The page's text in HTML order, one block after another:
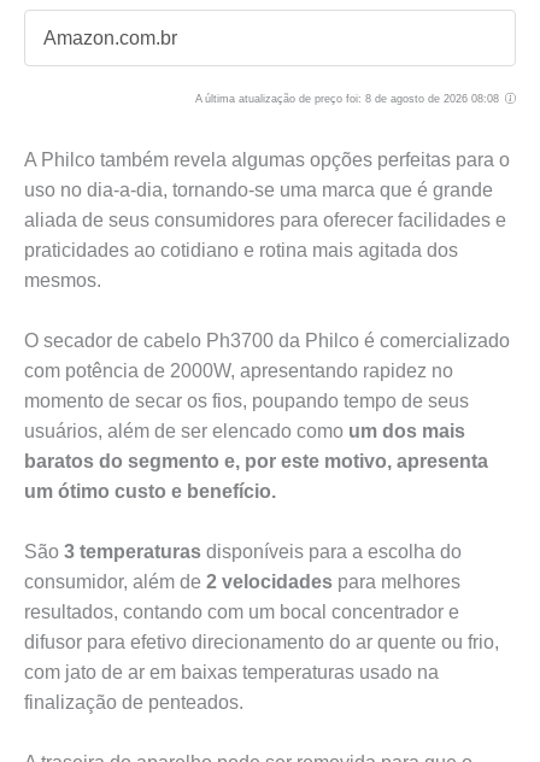
Amazon.com.br
A última atualização de preço foi: 8 de agosto de 2026 08:08
A Philco também revela algumas opções perfeitas para o
uso no dia-a-dia, tornando-se uma marca que é grande
aliada de seus consumidores para oferecer facilidades e
praticidades ao cotidiano e rotina mais agitada dos
mesmos.
O secador de cabelo Ph3700 da Philco é comercializado
com potência de 2000W, apresentando rapidez no
momento de secar os fios, poupando tempo de seus
usuários, além de ser elencado como um dos mais
baratos do segmento e, por este motivo, apresenta
um ótimo custo e benefício.
São 3 temperaturas disponíveis para a escolha do
consumidor, além de 2 velocidades para melhores
resultados, contando com um bocal concentrador e
difusor para efetivo direcionamento do ar quente ou frio,
com jato de ar em baixas temperaturas usado na
finalização de penteados.